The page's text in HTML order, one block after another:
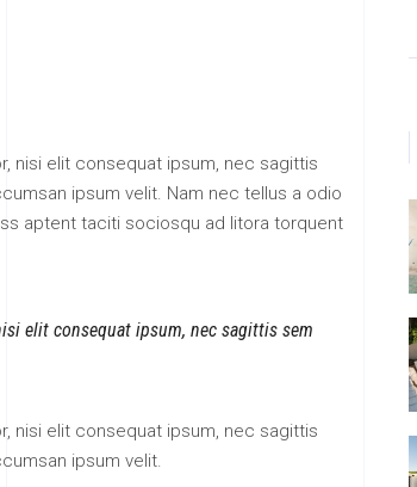
nisi elit consequat ipsum, nec sagittis
ipsum velit. Nam nec tellus a odio
aptent taciti sociosqu ad litora torquent
elit consequat ipsum, nec sagittis sem
nisi elit consequat ipsum, nec sagittis
ipsum velit.